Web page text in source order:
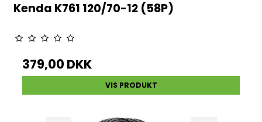
Kenda K761 120/70-12 (58P)
379,00 DKK
VIS PRODUKT